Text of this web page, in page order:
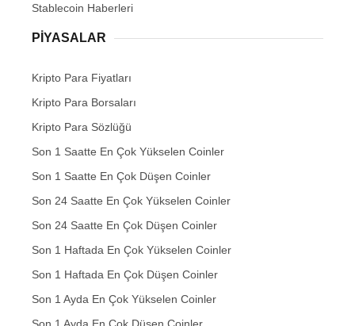
Stablecoin Haberleri
PIYASALAR
Kripto Para Fiyatları
Kripto Para Borsaları
Kripto Para Sözlüğü
Son 1 Saatte En Çok Yükselen Coinler
Son 1 Saatte En Çok Düşen Coinler
Son 24 Saatte En Çok Yükselen Coinler
Son 24 Saatte En Çok Düşen Coinler
Son 1 Haftada En Çok Yükselen Coinler
Son 1 Haftada En Çok Düşen Coinler
Son 1 Ayda En Çok Yükselen Coinler